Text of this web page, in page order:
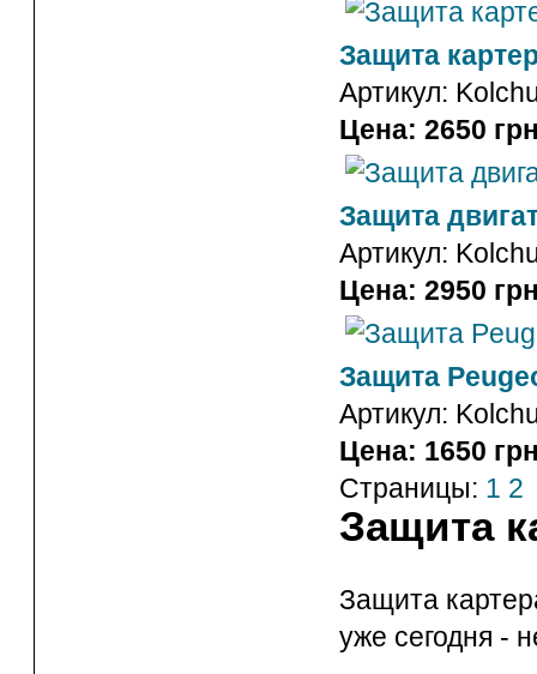
Защита
Артикул:
Цена: 2650
Защита
Артикул:
Цена: 2950
Защита
Артикул:
Цена: 1650
Страницы: 1 2
Защита
Защита
уже сегодня -